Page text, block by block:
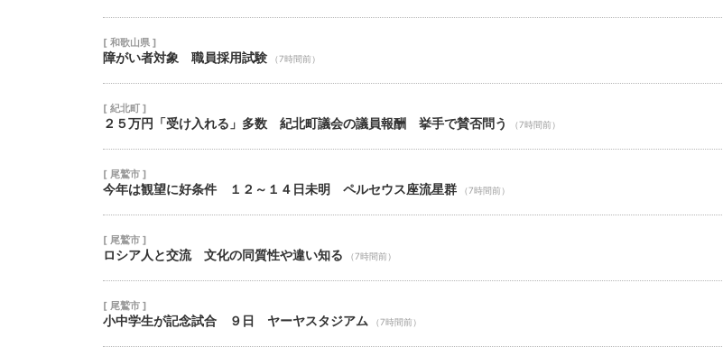
[ 和歌山県 ]
障がい者対象 職員採用試験 （7時間前）
[ 紀北町 ]
２５万円「受け入れる」多数 紀北町議会の議員報酬 挙手で賛否問う （7時間前）
[ 尾鷲市 ]
今年は観望に好条件 １２～１４日未明 ペルセウス座流星群 （7時間前）
[ 尾鷲市 ]
ロシア人と交流 文化の同質性や違い知る （7時間前）
[ 尾鷲市 ]
小中学生が記念試合 ９日 ヤーヤスタジアム （7時間前）